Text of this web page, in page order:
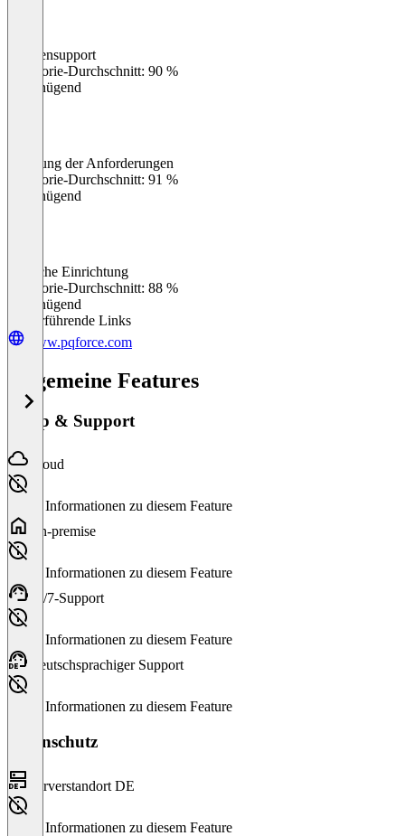
Kundensupport
Kategorie-Durchschnitt: 90 %
Ungenügend
Erfüllung der Anforderungen
Kategorie-Durchschnitt: 91 %
Ungenügend
Einfache Einrichtung
Kategorie-Durchschnitt: 88 %
Ungenügend
Weiterführende Links
www.pqforce.com
Allgemeine Features
Setup & Support
Cloud
Keine Informationen zu diesem Feature
On-premise
Keine Informationen zu diesem Feature
24/7-Support
Keine Informationen zu diesem Feature
Deutschsprachiger Support
Keine Informationen zu diesem Feature
Datenschutz
Serverstandort DE
Keine Informationen zu diesem Feature